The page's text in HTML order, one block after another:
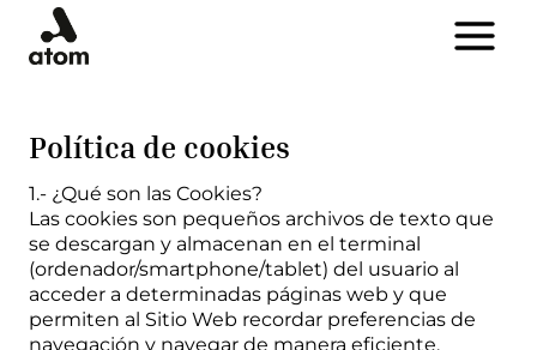
contenido
Política de cookies
1.- ¿Qué son las Cookies?
Las cookies son pequeños archivos de texto que
se descargan y almacenan en el terminal
(ordenador/smartphone/tablet) del usuario al
acceder a determinadas páginas web y que
permiten al Sitio Web recordar preferencias de
navegación y navegar de manera eficiente,